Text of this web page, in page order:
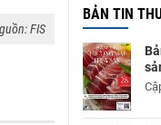
FIS
BẢN TIN